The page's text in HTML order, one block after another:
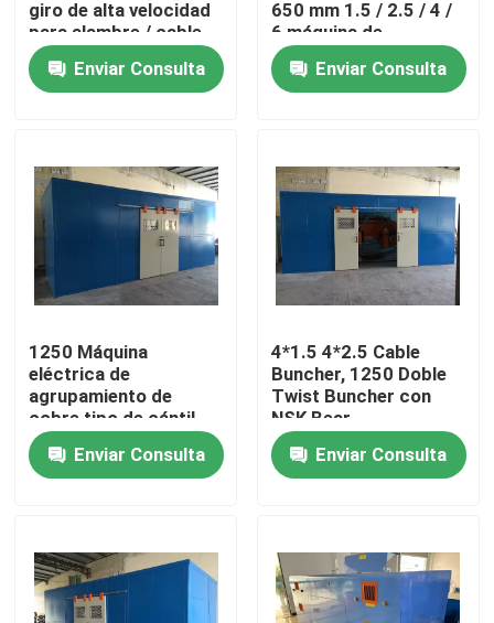
Productos
Sobre nosotros
Recorrido por la fábrica
Contacta con nosotros
Solicitar una cita
Máquina de extrusión de alambre
giro de alta velocidad
para alambre / cable
10 16 25 4 * 2.5
Enviar Consulta
650 mm 1.5 / 2.5 / 4 /
6 máquina de
agrupamiento de
cablesEnviar Consulta
1250 Máquina
eléctrica de
agrupamiento de
cobre tipo de cántil
tipo de cable máquina
de agrupamiento de
torsión única
Enviar Consulta
4*1.5 4*2.5 Cable
Buncher, 1250 Doble
Twist Buncher con
NSK Bear
Enviar Consulta